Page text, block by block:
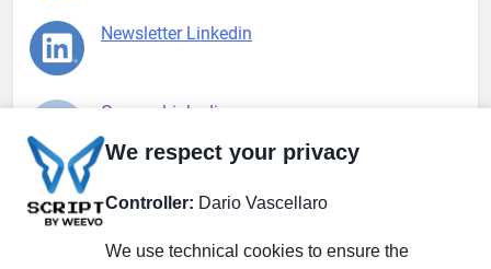
Newsletter Linkedin
Gruppo Linkedin
Pagina Facebook
We respect your privacy
Controller: Dario Vascellaro
We use technical cookies to ensure the